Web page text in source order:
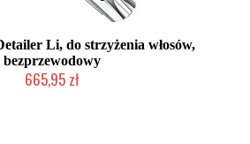
Li, do strzyżenia włosów,
bezprzewodowy
665,95 zł